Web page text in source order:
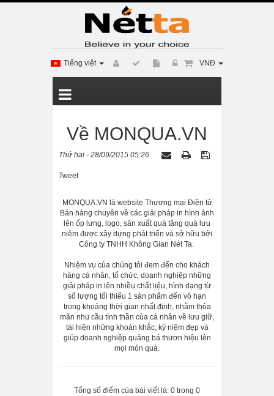
Tiếng việt VNĐ
Về MONQUA.VN
Thứ hai - 28/09/2015 05:26
Tweet
MONQUA.VN là website Thương mại Điện tử
Bán hàng chuyên về các giải pháp in hình ảnh
lên ốp lưng, logo, sản xuất quà tặng quà lưu
niệm được xây dựng phát triển và sở hữu bởi
Công ty TNHH Không Gian Nét Ta.
Nhiệm vụ của chúng tôi đem đến cho khách
hàng cá nhân, tổ chức, doanh nghiệp những
giải pháp in lên nhiều chất liệu, hình dạng từ
số lượng tối thiểu 1 sản phẩm đến vô hạn
trong khoảng thời gian nhất định, nhằm thỏa
mãn nhu cầu tình thần của cá nhân về lưu giữ,
tái hiện những khoản khắc, kỷ niệm đẹp và
giúp doanh nghiệp quảng bá thươn hiệu lên
mọi món quà.
Tổng số điểm của bài viết là: 0 trong 0